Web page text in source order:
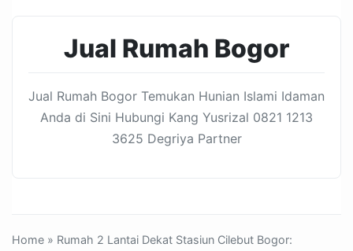
Jual Rumah Bogor
Jual Rumah Bogor Temukan Hunian Islami Idaman
Anda di Sini Hubungi Kang Yusrizal 0821 1213
3625 Degriya Partner
Home » Rumah 2 Lantai Dekat Stasiun Cilebut Bogor: